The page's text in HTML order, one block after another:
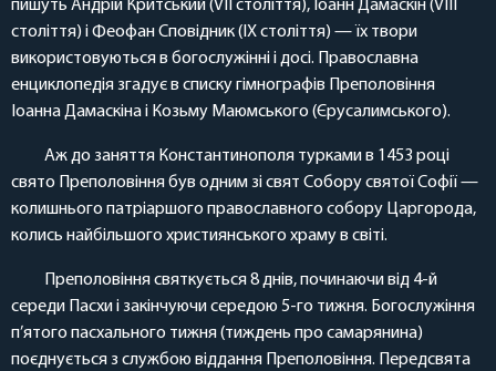
пишуть Андрій Критський (VII століття), Іоанн Дамаскін (VIII
століття) і Феофан Сповідник (IX століття) — їх твори
використовуються в богослужінні і досі. Православна
енциклопедія згадує в списку гімнографів Преполовіння
Іоанна Дамаскіна і Козьму Маюмського (Єрусалимського).
Аж до заняття Константинополя турками в 1453 році
свято Преполовіння був одним зі свят Собору святої Софії —
колишнього патріаршого православного собору Царгорода,
колись найбільшого християнського храму в світі.
Преполовіння святкується 8 днів, починаючи від 4-й
середи Пасхи і закінчуючи середою 5-го тижня. Богослужіння
п’ятого пасхального тижня (тиждень про самарянина)
поєднується з службою віддання Преполовіння. Передсвята